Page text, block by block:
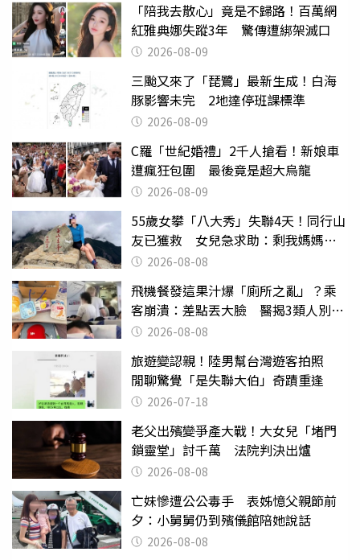
「陪我去散心」竟是不歸路！百萬網
紅雅典娜失蹤3年 驚傳遭綁架滅口
2026-08-09
三颱又來了「琵鷺」最新生成！白海
豚影響未完 2地達停班課標準
2026-08-09
C羅「世紀婚禮」2千人搶看！新娘車
遭瘋狂包圍 最後竟是超大烏龍
2026-08-09
55歲女攀「八大秀」失聯4天！同行山
友已獲救 女兒急求助：剩我媽媽還
沒找到
2026-08-08
飛機餐發這果汁爆「廁所之亂」？乘
客崩潰：差點丟大臉 醫揭3類人別亂
喝 2026-08-08
旅遊變認親！陸男幫台灣遊客拍照
閒聊驚覺「是失聯大伯」奇蹟重逢
2026-07-18
老父出殯變爭產大戰！大女兒「堵門
鎖靈堂」討千萬 法院判決出爐
2026-08-08
亡妹慘遭公公毒手 表姊憶父親節前
夕：小舅舅仍到殯儀館陪她說話
2026-08-08